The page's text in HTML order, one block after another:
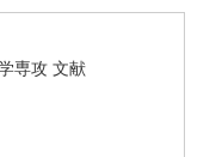
専攻 文献